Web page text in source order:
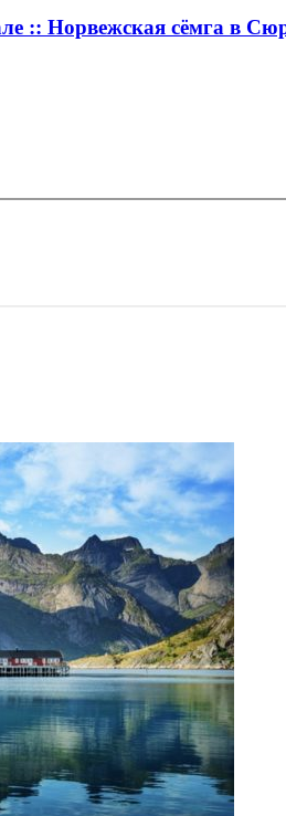
:: Норвежская сёмга в